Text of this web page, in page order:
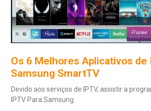
Os 6 Melhores Aplicativos de
Samsung SmartTV
Devido aos serviços de IPTV, assistir a
IPTV Para Samsung